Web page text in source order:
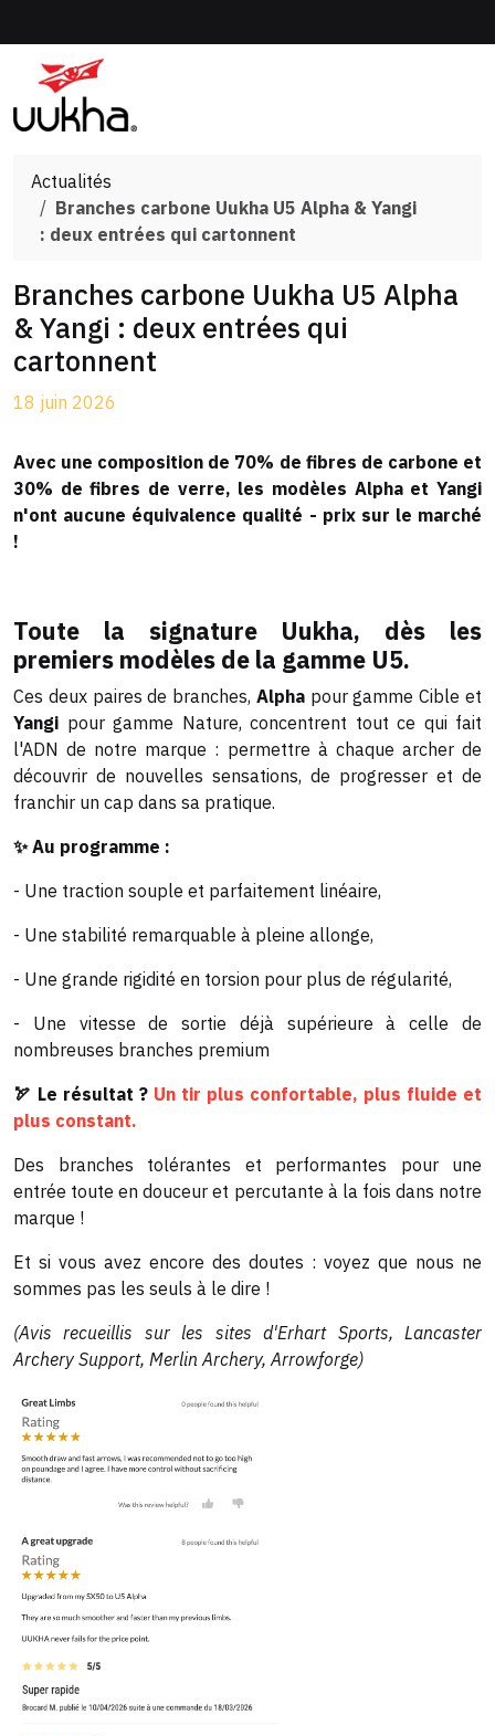
Actualités
Branches carbone Uukha U5 Alpha & Yangi
: deux entrées qui cartonnent
Branches carbone Uukha U5 Alpha
& Yangi : deux entrées qui
cartonnent
18 juin 2026
Avec une composition de 70% de fibres de carbone et
30% de fibres de verre, les modèles Alpha et Yangi
n'ont aucune équivalence qualité - prix sur le marché
!
Toute la signature Uukha, dès les
premiers modèles de la gamme U5.
Ces deux paires de branches, Alphapour gamme Cible et
Yangi pour gamme Nature, concentrent tout ce qui fait
l'ADN de notre marque : permettre à chaque archer de
découvrir de nouvelles sensations, de progresser et de
franchir un cap dans sa pratique.
✨ Au programme :
- Une traction souple et parfaitement linéaire,
- Une stabilité remarquable à pleine allonge,
- Une grande rigidité en torsion pour plus de régularité,
- Une vitesse de sortie déjà supérieure à celle de
nombreuses branches premium
🏹 Le résultat ? Un tir plus confortable, plus fluide et
plus constant.
Des branches tolérantes et performantes pour une
entrée toute en douceur et percutante à la fois dans notre
marque !
Et si vous avez encore des doutes : voyez que nous ne
sommes pas les seuls à le dire !
(Avis recueillis sur les sites d'Erhart Sports, Lancaster
Archery Support, Merlin Archery, Arrowforge)